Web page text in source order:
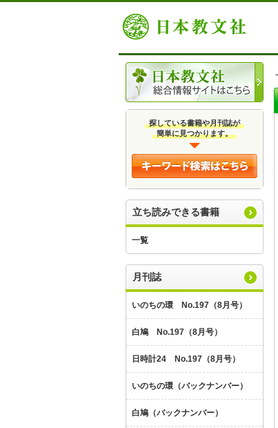
探している書籍や月刊誌が
簡単に見つかります。
立ち読みできる書籍
一覧
月刊誌
いのちの環 No.197（8月号）
白鳩 No.197（8月号）
日時計24 No.197（8月号）
いのちの環（バックナンバー）
白鳩（バックナンバー）